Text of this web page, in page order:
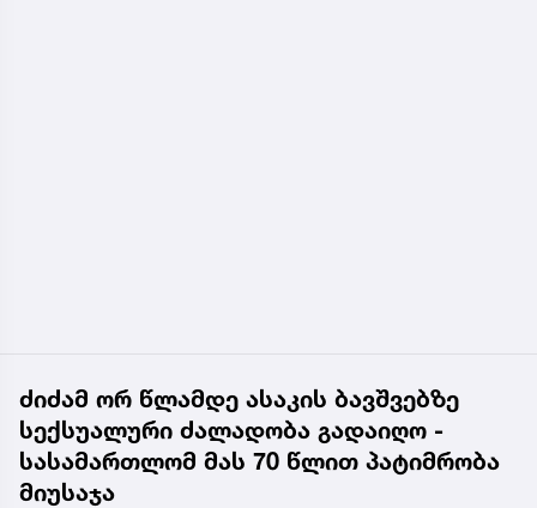
ძიძამ ორ წლამდე ასაკის ბავშვებზე
სექსუალური ძალადობა გადაიღო -
სასამართლომ მას 70 წლით პატიმრობა
მიუსაჯა